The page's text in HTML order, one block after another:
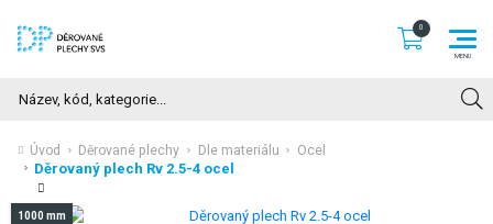
Úvod Děrované plechy Dle materiálu Ocel
Děrovaný plech Rv 2.5-4 ocel
1000 mm